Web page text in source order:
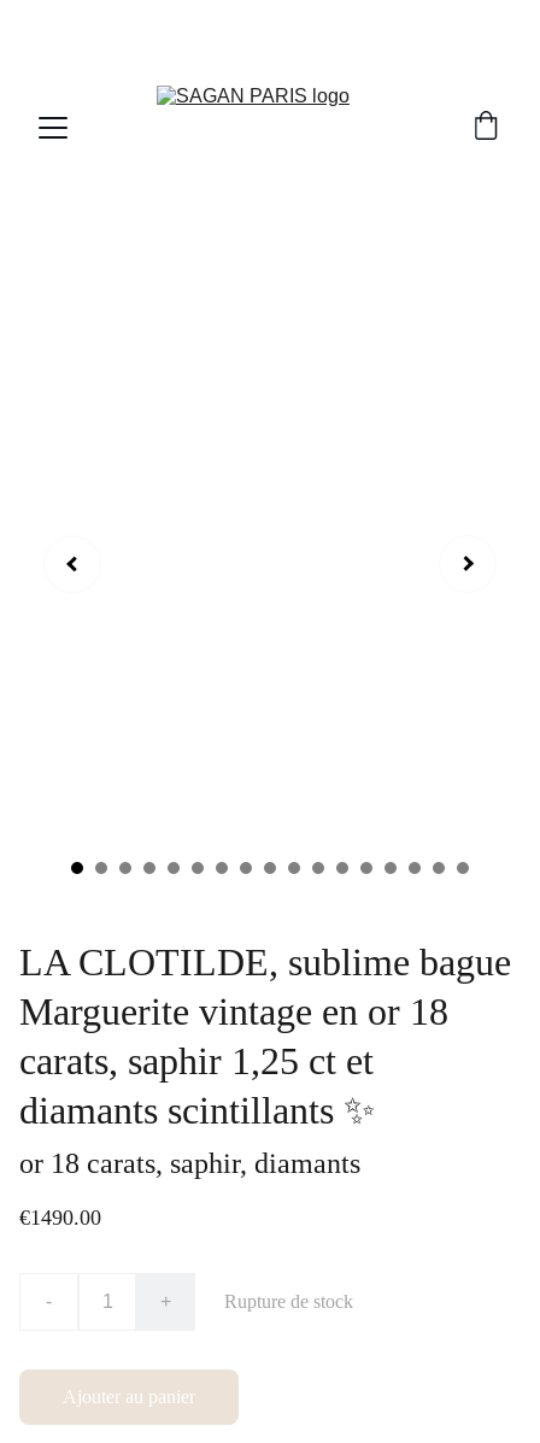
LA CLOTILDE, sublime bague
Marguerite vintage en or 18
carats, saphir 1,25 ct et
diamants scintillants ✨
or 18 carats, saphir, diamants
€1490.00
- + Rupture de stock
Ajouter au panier